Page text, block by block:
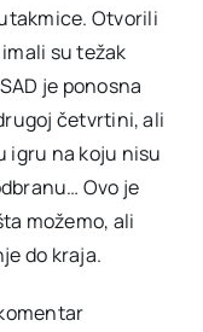
Otvorili
su težak
je ponosna
četvrtini, ali
igru na koju nisu
Ovo je
možemo, ali
do kraja.